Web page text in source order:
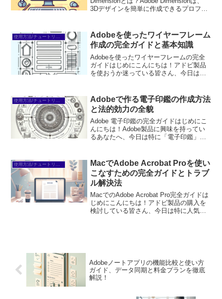
3Dデザインを簡単に作成できるプロフェ
を備えており、3Dオ...
Adobeを使ったワイヤーフレーム
作成の完全ガイドと基本知識
Adobeを使ったワイヤーフレームの完全
ガイドはじめにこんにちは！アドビ製品
を使おうか迷っている皆さん、今日はワ
フトを選ぶべきか、どうやって使うのか
は悩ましいポイントで...
Adobeで作る電子印鑑の作成方法
と法的効力の全貌
Adobe 電子印鑑の完全ガイドはじめにこ
んにちは！Adobe製品に興味を持ってい
るあなたへ、今日は特に「電子印鑑」に
スに欠かせないツールとなっています
が、初心者の方に...
使用方法/チュートリアル
MacでAdobe Acrobat Proを使い
こなすための完全ガイドとトラブ
ル解決法
MacでのAdobe Acrobat Pro完全ガイドは
じめにこんにちは！アドビ製品の購入を
検討している皆さん、今日は特に人気の
Adobeノートアプリの機能比較と使い方
ガイド、データ同期と料金プランを徹底
解説！